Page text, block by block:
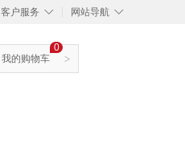
◇
客户服务 ◇
网站导航
>
0
我的购物车